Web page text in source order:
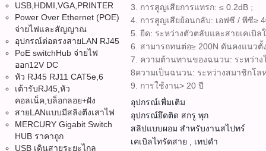
USB,HDMI,VGA,PRINTER
Power Over Ethernet (POE)
จ่ายไฟและสัญญาณ
อุปกรณ์ต่อตรงสายLAN RJ45
PoE switchHub จ่ายไฟ
ออก12V DC
หัว RJ45 RJ11 CAT5e,6
เต้ารับRJ45,หัว
คอลเน็ค,บล็อกลอย+ฝัง
สายLANแบบมีสลิงตีงเสาไฟ
MERCURY Gigabit Switch
HUB ราคาถูก
USB เดินสายระยะไกล
3. การสูญเสียการแทรก: ≤ 0.2dB ;
4. การสูญเสียย้อนกลับ: เอฟซี / พีซี≥
5. ยืด: ระหว่างตัวตลับและสายเคเบิ
6. สามารถทนต่อ≥ 200N ดันคงแนวตั้
7. ความต้านทานของฉนวน: ระหว่าง
8ความเป็นฉนวน: ระหว่างสมาชิกโล
9. การใช้งาน> 20 ปี
อุปกรณ์เพื่มเติม
อุปกรณ์ยึดติด สกรู พุก
สลิปแบบผอม สำหรับงานสไปทร์
เคเบิลไทรัดสาย , เทปดำ